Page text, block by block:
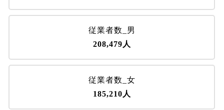
従業者数_男
208,479人
従業者数_女
185,210人